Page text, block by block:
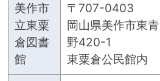
美作市
立東粟
倉図書
館
〒707-0403
岡山県美作市東青
野420-1
東粟倉公民館内